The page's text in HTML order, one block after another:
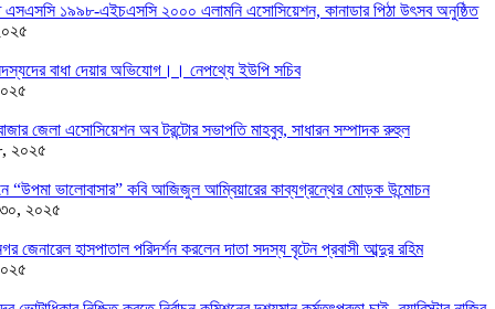
এসএসসি ১৯৯৮-এইচএসসি ২০০০ এলামনি এসোসিয়েশন, কানাডার পিঠা উৎসব অনুষ্ঠিত
বাধা দেয়ার অভিযোগ।। নেপথ্যে ইউপি সচিব
জেলা এসোসিয়েশন অব টরন্টোর সভাপতি মাহবুব, সাধারন সম্পাদক রুহুল
২০২৫
“উপমা ভালোবাসার” কবি আজিজুল আম্বিয়ারের কাব্যগ্রন্থের মোড়ক উন্মোচন
২০২৫
জেনারেল হাসপাতাল পরিদর্শন করলেন দাতা সদস্য বৃটেন প্রবাসী আব্দুর রহিম